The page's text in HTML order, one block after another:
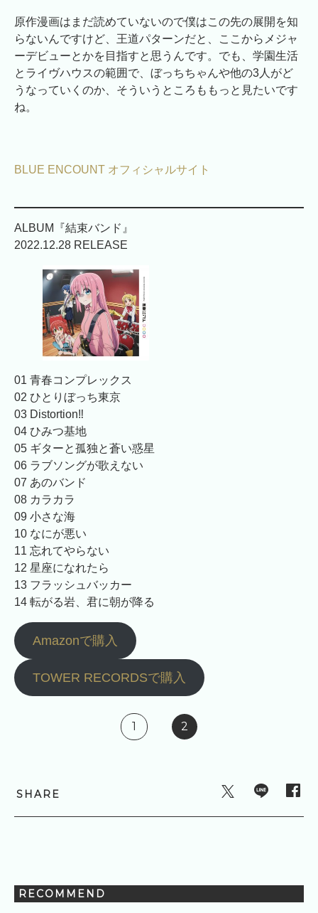
原作漫画はまだ読めていないので僕はこの先の展開を知
らないんですけど、王道パターンだと、ここからメジャ
ーデビューとかを目指すと思うんです。でも、学園生活
とライヴハウスの範囲で、ぼっちちゃんや他の3人がど
うなっていくのか、そういうところももっと見たいです
ね。
BLUE ENCOUNT オフィシャルサイト
ALBUM『結束バンド』
2022.12.28 RELEASE
01 青春コンプレックス
02 ひとりぼっち東京
03 Distortion‼
04 ひみつ基地
05 ギターと孤独と蒼い惑星
06 ラブソングが歌えない
07 あのバンド
08 カラカラ
09 小さな海
10 なにが悪い
11 忘れてやらない
12 星座になれたら
13 フラッシュバッカー
14 転がる岩、君に朝が降る
Amazonで購入
TOWER RECORDSで購入
1 2
SHARE
RECOMMEND